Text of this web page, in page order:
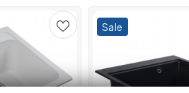
Sale